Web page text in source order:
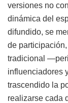
versiones no
dinámica del
difundido, se
de
tradicional
influenciadores
trascendido la
realizarse cada